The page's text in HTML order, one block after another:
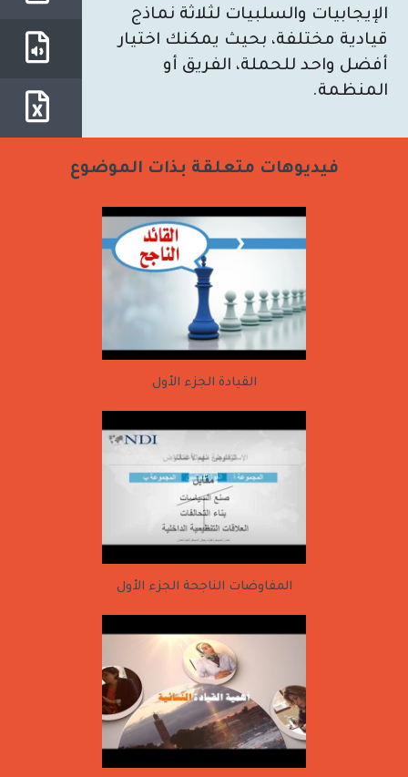
الإيجابيات والسلبيات لثلاثة نماذج
قيادية مختلفة، بحيث يمكنك اختيار
أفضل واحد للحملة، الفريق أو
المنظمة.
فيديوهات متعلقة بذات الموضوع
القيادة الجزء الأول
المفاوضات الناجحة الجزء الأول